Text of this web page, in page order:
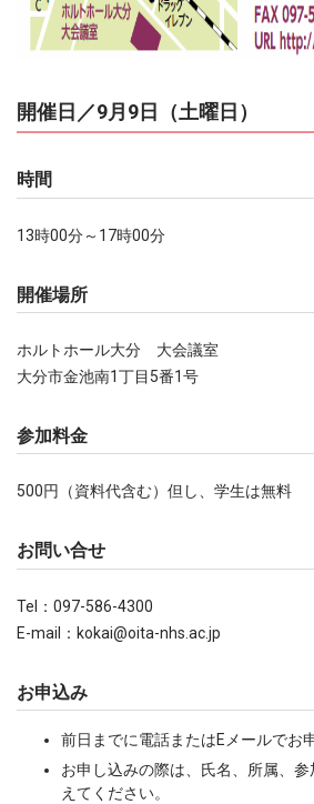
開催日／9月9日（土曜日）
時間
13時00分～17時00分
開催場所
ホルトホール大分 大会議室
大分市金池南1丁目5番1号
参加料金
500円（資料代含む）但し、学生は無料
お問い合せ
Tel：097-586-4300
E-mail：kokai@oita-nhs.ac.jp
お申込み
前日までに電話またはEメールでお
お申し込みの際は、氏名、所属、
えてください。